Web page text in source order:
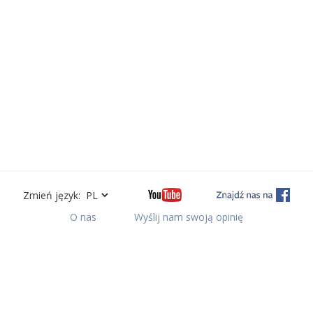
Zmień język:
O nas
Wyślij nam swoją opinię